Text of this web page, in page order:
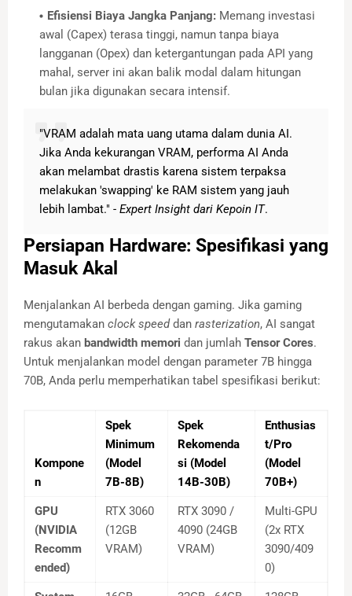
Efisiensi Biaya Jangka Panjang: Memang investasi
awal (Capex) terasa tinggi, namun tanpa biaya
langganan (Opex) dan ketergantungan pada API yang
mahal, server ini akan balik modal dalam hitungan
bulan jika digunakan secara intensif.
"VRAM adalah mata uang utama dalam dunia AI.
Jika Anda kekurangan VRAM, performa AI Anda
akan melambat drastis karena sistem terpaksa
melakukan 'swapping' ke RAM sistem yang jauh
lebih lambat." - Expert Insight dari Kepoin IT.
Persiapan Hardware: Spesifikasi yang
Masuk Akal
Menjalankan AI berbeda dengan gaming. Jika gaming
mengutamakan clock speeddan rasterization, AI sangat
rakus akan bandwidth memori dan jumlah Tensor Cores.
Untuk menjalankan model dengan parameter 7B hingga
70B, Anda perlu memperhatikan tabel spesifikasi berikut:
Kompone
n
Spek
Minimum
(Model
7B-8B)
Spek
Rekomenda
si (Model
14B-30B)
Enthusias
t/Pro
(Model
70B+)
GPU
(NVIDIA
Recomm
ended)
RTX 3060
(12GB
VRAM)
RTX 3090 /
4090 (24GB
VRAM)
Multi-GPU
(2x RTX
3090/409
0)